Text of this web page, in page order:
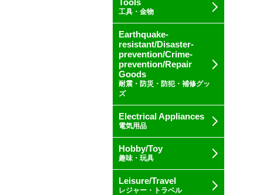
Tools
工具・金物
Earthquake-
resistant/Disaster-
prevention/Crime-
prevention/Repair
Goods
耐震・防災・防犯・補修グッ
ズ
Electrical Appliances
電気用品
Hobby/Toy
趣味・玩具
Leisure/Travel
レジャー・トラベル